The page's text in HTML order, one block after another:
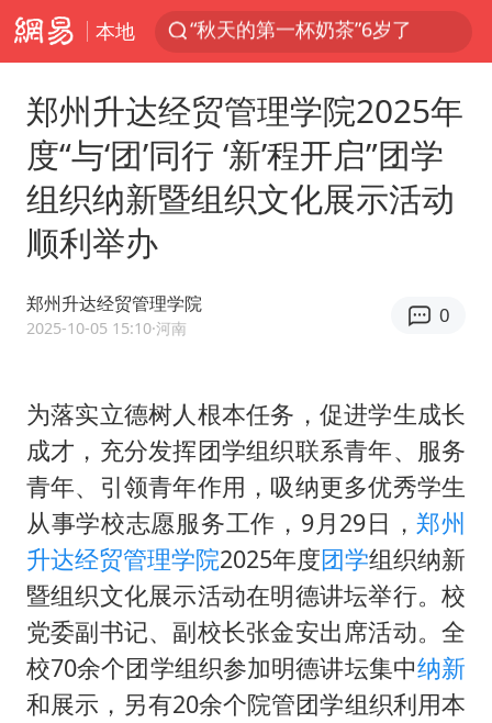
本地
中巨芯：上半年归母净利润1405.77万元
38岁演员求职万岁山NPC成功
国乒男单横滨冠军赛全军覆没
胜宏科技：股票交易异常波动
东航：国内客票提前14天免费退改
名创优品回应女子吐槽内裤质量差
日本试射“战斧”导弹，国防部回应
胡彦斌韩磊 谁帮谁
夯实基础开新局
郑州升达经贸管理学院2025年
度“与‘团’同行 ‘新’程开启”团学
组织纳新暨组织文化展示活动
顺利举办
郑州升达经贸管理学院
2025-10-05 15:10·河南
0
为落实立德树人根本任务，促进学生成长
成才，充分发挥团学组织联系青年、服务
青年、引领青年作用，吸纳更多优秀学生
从事学校志愿服务工作，9月29日，郑州
升达经贸管理学院2025年度团学组织纳新
暨组织文化展示活动在明德讲坛举行。校
党委副书记、副校长张金安出席活动。全
校70余个团学组织参加明德讲坛集中纳新
和展示，另有20余个院管团学组织利用本